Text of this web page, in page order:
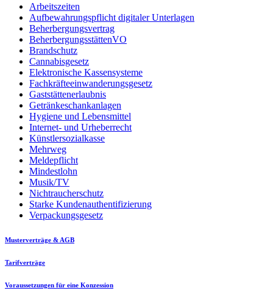
Arbeitszeiten
Aufbewahrungspflicht digitaler Unterlagen
Beherbergungsvertrag
BeherbergungsstättenVO
Brandschutz
Cannabisgesetz
Elektronische Kassensysteme
Fachkräfteeinwanderungsgesetz
Gaststättenerlaubnis
Getränkeschankanlagen
Hygiene und Lebensmittel
Internet- und Urheberrecht
Künstlersozialkasse
Mehrweg
Meldepflicht
Mindestlohn
Musik/TV
Nichtraucherschutz
Starke Kundenauthentifizierung
Verpackungsgesetz
Musterverträge & AGB
Tarifverträge
Voraussetzungen für eine Konzession